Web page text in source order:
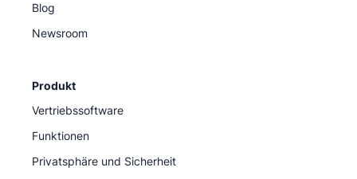
Blog
Newsroom
Produkt
Vertriebssoftware
Funktionen
Privatsphäre und Sicherheit